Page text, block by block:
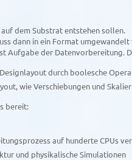
dem Substrat entstehen sollen.
dann in ein Format
Aufgabe der Daten­vorbereitung.
durch boolesche
wie Verschiebungen und
bereit:
auf hunderte CPUs
und physikalische Simulationen